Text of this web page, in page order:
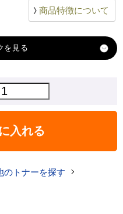
商品特徴について
タ
入れる
のトナーを探す